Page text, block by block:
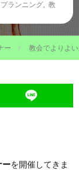
ランニング
教
ー 教会でよりよ
ーを開催してきま